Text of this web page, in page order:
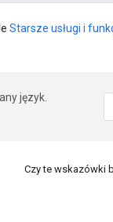
Starsze usługi i
język.
Czy te wskazówki